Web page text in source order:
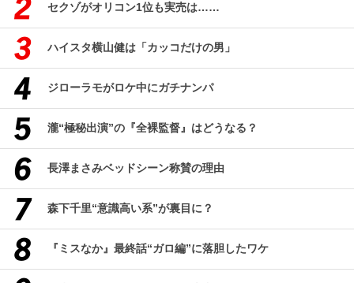
セクゾがオリコン1位も実売は……
ハイスタ横山健は「カッコだけの男」
ジローラモがロケ中にガチナンパ
瀧“極秘出演”の『全裸監督』はどうなる？
長澤まさみベッドシーン称賛の理由
森下千里“意識高い系”が裏目に？
『ミスなか』最終話“ガロ編”に落胆したワケ